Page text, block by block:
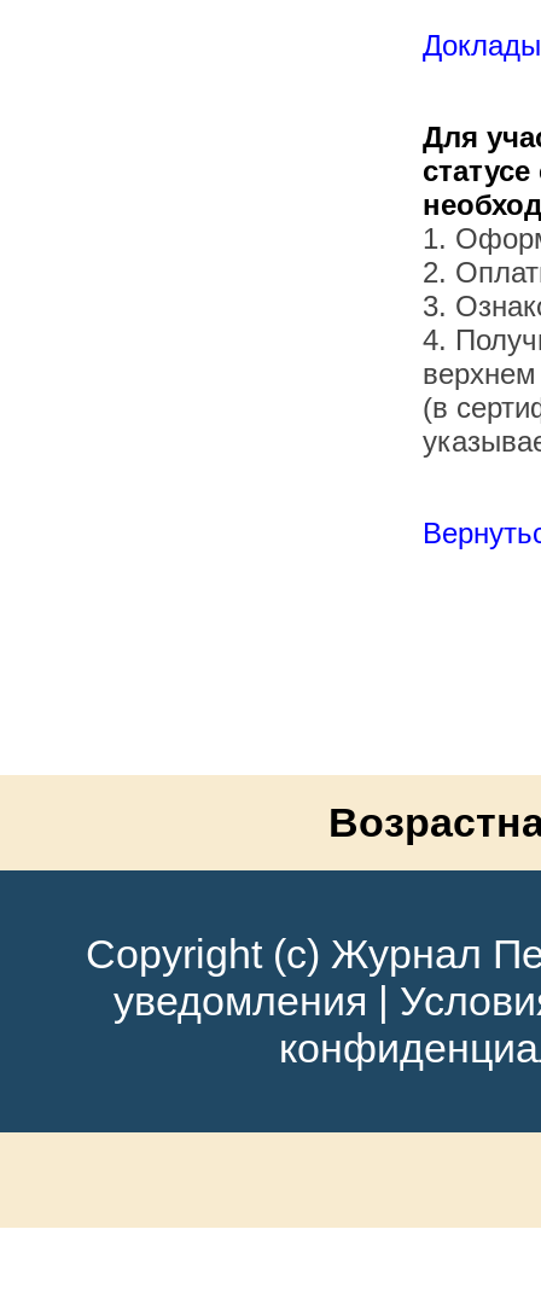
Для
1.
2.
3.
4.
(в
Copyright (c) Журнал
уведомления |